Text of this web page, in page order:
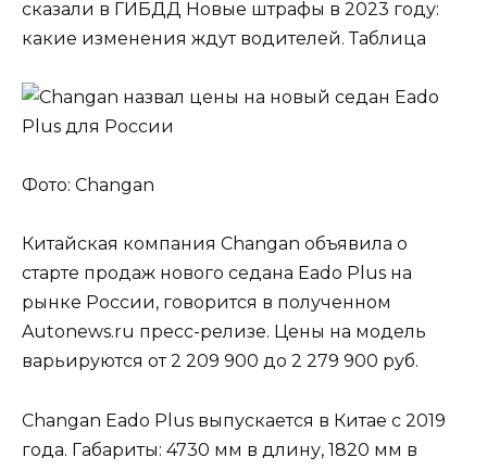
сказали в ГИБДД Новые штрафы в 2023 году:
какие изменения ждут водителей. Таблица
Фото: Changan
Китайская компания Changan объявила о
старте продаж нового седана Eado Plus на
рынке России, говорится в полученном
Autonews.ru пресс-релизе. Цены на модель
варьируются от 2 209 900 до 2 279 900 руб.
Changan Eado Plus выпускается в Китае с 2019
года. Габариты: 4730 мм в длину, 1820 мм в